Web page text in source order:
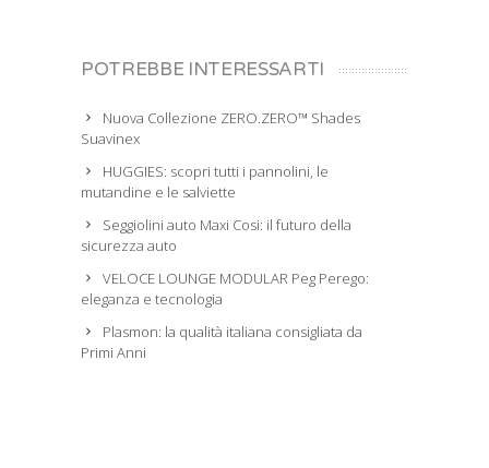
POTREBBE INTERESSARTI
Nuova Collezione ZERO.ZERO™ Shades
Suavinex
HUGGIES: scopri tutti i pannolini, le
mutandine e le salviette
Seggiolini auto Maxi Cosi: il futuro della
sicurezza auto
VELOCE LOUNGE MODULAR Peg Perego:
eleganza e tecnologia
Plasmon: la qualità italiana consigliata da
Primi Anni